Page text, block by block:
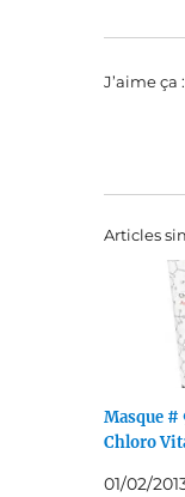
J’aime ça :
Articles
Masque #
Chloro
01/02/